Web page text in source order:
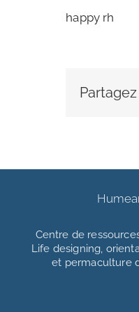
happy rh
Centre de
Life designing,
et permaculture